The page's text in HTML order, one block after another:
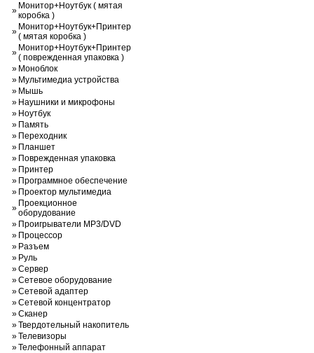
» Монитор+Ноутбук ( мятая
коробка )
» Монитор+Ноутбук+Принтер
( мятая коробка )
» Монитор+Ноутбук+Принтер
( поврежденная упаковка )
» Моноблок
» Мультимедиа устройства
» Мышь
» Наушники и микрофоны
» Ноутбук
» Память
» Переходник
» Планшет
» Поврежденная упаковка
» Принтер
» Программное обеспечение
» Проектор мультимедиа
» Проекционное
оборудование
» Проигрыватели MP3/DVD
» Процессор
» Разъем
» Руль
»Сервер
»Сетевое оборудование
»Сетевой адаптер
»Сетевой концентратор
»Сканер
»Твердотельный накопитель
»Телевизоры
»Телефонный аппарат